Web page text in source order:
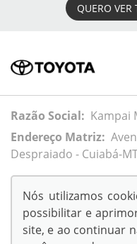
QUERO VER
Razão Social: Kampai
Endereço Matriz:
Despraiado - Cuiabá-
©
AutoForce -
Nós utilizamos
possibilitar e
site, e ao continuar